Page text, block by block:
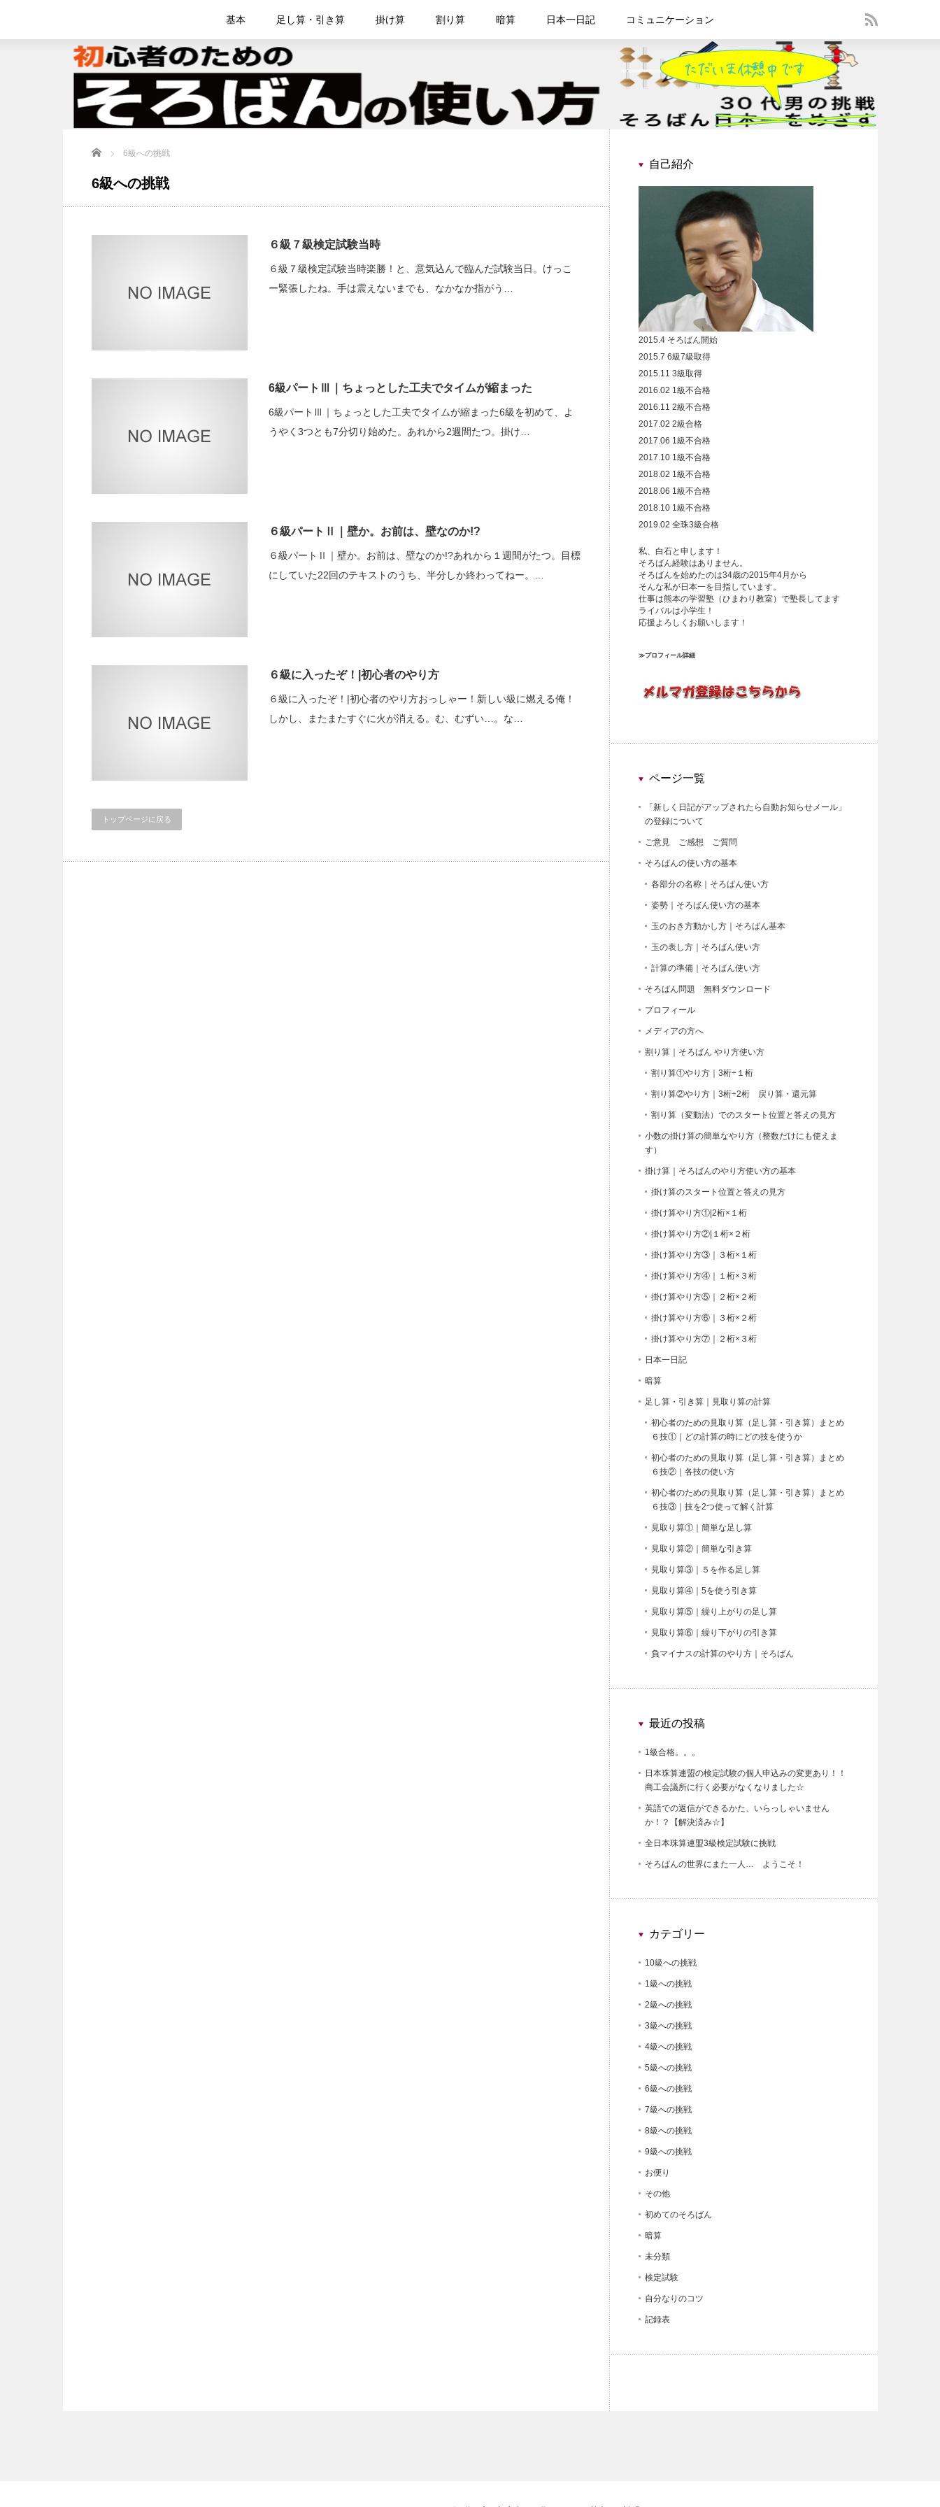
基本 足し算・引き算 掛け算 割り算 暗算 日本一日記 コミュニケーション
Home 6級への挑戦
6級への挑戦
６級７級検定試験当時
６級７級検定試験当時楽勝！と、意気込んで臨んだ試験当日。けっこ
ー緊張したね。手は震えないまでも、なかなか指がう…
6級パートⅢ｜ちょっとした工夫でタイムが縮まった
6級パートⅢ｜ちょっとした工夫でタイムが縮まった6級を初めて、よ
うやく3つとも7分切り始めた。あれから2週間たつ。掛け…
６級パートⅡ｜壁か。お前は、壁なのか!?
６級パートⅡ｜壁か。お前は、壁なのか!?あれから１週間がたつ。目標
にしていた22回のテキストのうち、半分しか終わってねー。…
６級に入ったぞ！|初心者のやり方
６級に入ったぞ！|初心者のやり方おっしゃー！新しい級に燃える俺！
しかし、またまたすぐに火が消える。む、むずい…。な…
トップページに戻る
自己紹介
2015.4 そろばん開始
2015.7 6級7級取得
2015.11 3級取得
2016.02 1級不合格
2016.11 2級不合格
2017.02 2級合格
2017.06 1級不合格
2017.10 1級不合格
2018.02 1級不合格
2018.06 1級不合格
2018.10 1級不合格
2019.02 全珠3級合格
私、白石と申します！
そろばん経験はありません。
そろばんを始めたのは34歳の2015年4月から
そんな私が日本一を目指しています。
仕事は熊本の学習塾（ひまわり教室）で塾長してます
ライバルは小学生！
応援よろしくお願いします！
≫プロフィール詳細
ページ一覧
「新しく日記がアップされたら自動お知らせメール」
の登録について
ご意見 ご感想 ご質問
そろばんの使い方の基本
各部分の名称｜そろばん使い方
姿勢｜そろばん使い方の基本
玉のおき方動かし方｜そろばん基本
玉の表し方｜そろばん使い方
計算の準備｜そろばん使い方
そろばん問題 無料ダウンロード
プロフィール
メディアの方へ
割り算｜そろばん やり方使い方
割り算①やり方｜3桁÷１桁
割り算②やり方｜3桁÷2桁 戻り算・還元算
割り算（変動法）でのスタート位置と答えの見方
小数の掛け算の簡単なやり方（整数だけにも使えま
す）
掛け算｜そろばんのやり方使い方の基本
掛け算のスタート位置と答えの見方
掛け算やり方①|2桁×１桁
掛け算やり方②|１桁×２桁
掛け算やり方③｜３桁×１桁
掛け算やり方④｜１桁×３桁
掛け算やり方⑤｜２桁×２桁
掛け算やり方⑥｜３桁×２桁
掛け算やり方⑦｜２桁×３桁
日本一日記
暗算
足し算・引き算｜見取り算の計算
初心者のための見取り算（足し算・引き算）まとめ
６技①｜どの計算の時にどの技を使うか
初心者のための見取り算（足し算・引き算）まとめ
６技②｜各技の使い方
初心者のための見取り算（足し算・引き算）まとめ
６技③｜技を2つ使って解く計算
見取り算①｜簡単な足し算
見取り算②｜簡単な引き算
見取り算③｜５を作る足し算
見取り算④｜5を使う引き算
見取り算⑤｜繰り上がりの足し算
見取り算⑥｜繰り下がりの引き算
負マイナスの計算のやり方｜そろばん
最近の投稿
1級合格。。。
日本珠算連盟の検定試験の個人申込みの変更あり！！
商工会議所に行く必要がなくなりました☆
英語での返信ができるかた、いらっしゃいません
か！？【解決済み☆】
全日本珠算連盟3級検定試験に挑戦
そろばんの世界にまた一人… ようこそ！
カテゴリー
10級への挑戦
1級への挑戦
2級への挑戦
3級への挑戦
4級への挑戦
5級への挑戦
6級への挑戦
7級への挑戦
8級への挑戦
9級への挑戦
お便り
その他
初めてのそろばん
暗算
未分類
検定試験
自分なりのコツ
記録表